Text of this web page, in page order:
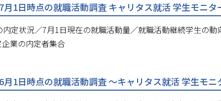
月1日時点の就職活動調査 キャリタス就活 学生モニ
定状況／7月1日現在の就職活動量／就職活動継続学生の
業の内定者集合
月1日時点の就職活動調査 ～キャリタス就活 学生モ